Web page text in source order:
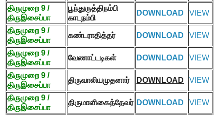
திருமுறை 9 /
திருஇசைப்பா
பூந்துருத்திநம்பி
காடநம்பி
DOWNLOAD VIEW
திருமுறை 9 /
திருஇசைப்பா
கண்டராதித்தர் DOWNLOAD VIEW
திருமுறை 9 /
திருஇசைப்பா
வேணாட்டடிகள் DOWNLOAD VIEW
திருமுறை 9 /
திருஇசைப்பா
திருவாலியமுதனார் DOWNLOAD VIEW
திருமுறை 9 /
திருஇசைப்பா
திருமாளிகைத்தேவர் DOWNLOAD VIEW